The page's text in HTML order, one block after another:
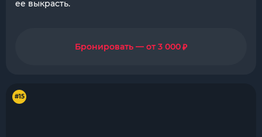
ее выкрасть.
Бронировать — от 3 000₽
#15